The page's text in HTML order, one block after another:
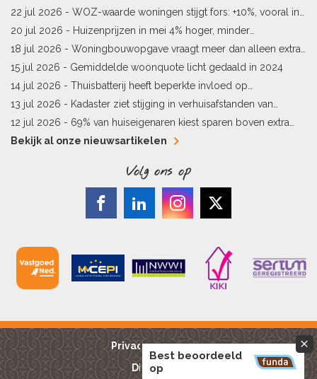
sneller meer waard
22 jul 2026 - WOZ-waarde woningen stijgt fors: +10%, vooral in
Limburg en Pekela
20 jul 2026 - Huizenprijzen in mei 4% hoger, minder
woningverkopen
18 jul 2026 - Woningbouwopgave vraagt meer dan alleen extra
vergunningen
15 jul 2026 - Gemiddelde woonquote licht gedaald in 2024
14 jul 2026 - Thuisbatterij heeft beperkte invloed op
energielabel
13 jul 2026 - Kadaster ziet stijging in verhuisafstanden van
kopers
12 jul 2026 - 69% van huiseigenaren kiest sparen boven extra
hypotheekaflossing
Bekijk al onze nieuwsartikelen
Volg ons op
Privacy reglement
Disclaimer
Best beoordeeld
op